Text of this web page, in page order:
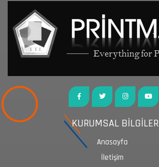
KURUMSAL BİLGİLER
Anasayfa
İletişim